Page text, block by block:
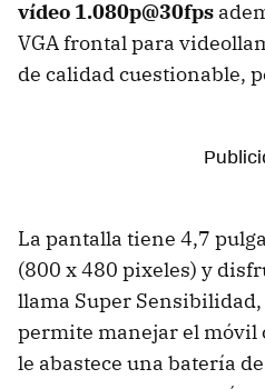
vídeo 1.080p@30fps
VGA frontal para
de calidad cuestionable,
La pantalla tiene 4,7
(800 x 480 pixeles) y
llama Super
permite manejar el móvil
le abastece una batería